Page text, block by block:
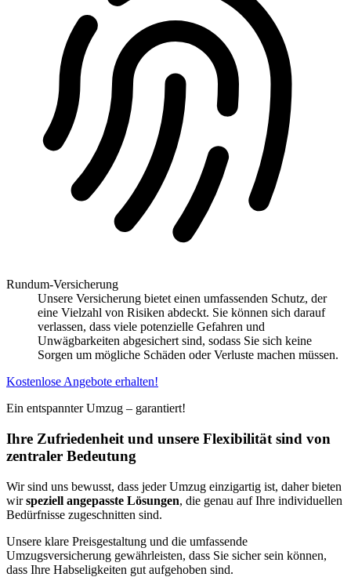
Rundum-Versicherung
Unsere Versicherung bietet einen umfassenden Schutz, der
eine Vielzahl von Risiken abdeckt. Sie können sich darauf
verlassen, dass viele potenzielle Gefahren und
Unwägbarkeiten abgesichert sind, sodass Sie sich keine
Sorgen um mögliche Schäden oder Verluste machen müssen.
Kostenlose Angebote erhalten!
Ein entspannter Umzug – garantiert!
Ihre Zufriedenheit und unsere Flexibilität sind von
zentraler Bedeutung
Wir sind uns bewusst, dass jeder Umzug einzigartig ist, daher bieten
wirspeziell angepasste Lösungen, die genau auf Ihre individuellen
Bedürfnisse zugeschnitten sind.
Unsere klare Preisgestaltung und die umfassende
Umzugsversicherung gewährleisten, dass Sie sicher sein können,
dass Ihre Habseligkeiten gut aufgehoben sind.